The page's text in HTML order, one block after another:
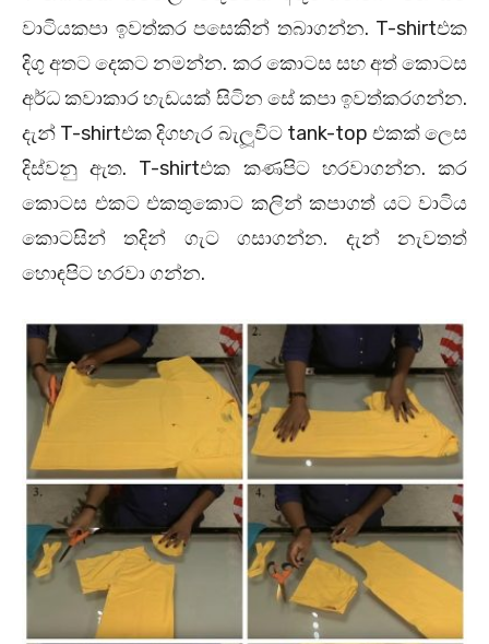
වාටියකපා ඉවත්කර පසෙකින් තබාගන්න. T-shirtඑක
දිගු අතට දෙකට නමන්න. කර කොටස සහ අත් කොටස
අර්ධ කවාකාර හැඩයක් සිටින සේ කපා ඉවත්කරගන්න.
දැන් T-shirtඑක දිගහැර බැලූවිට tank-top එකක් ලෙස
දිස්වනු ඇත. T-shirtඑක කණපිට හරවාගන්න. කර
කොටස එකට එකතුකොට කලින් කපාගත් යට වාටිය
කොටසින් තදින් ගැට ගසාගන්න. දැන් නැවතත්
හොඳපිට හරවා ගන්න.